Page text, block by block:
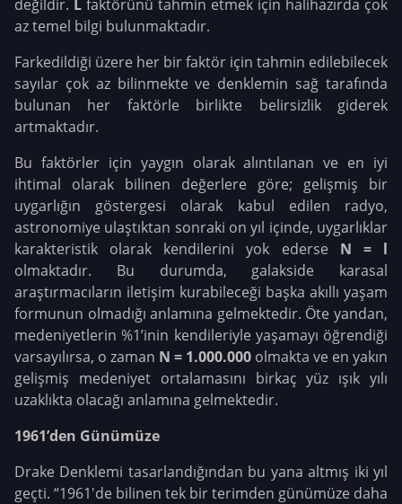
değildir. L faktörünü tahmin etmek için halihazırda çok
az temel bilgi bulunmaktadır.
Farkedildiği üzere her bir faktör için tahmin edilebilecek
sayılar çok az bilinmekte ve denklemin sağ tarafında
bulunan her faktörle birlikte belirsizlik giderek
artmaktadır.
Bu faktörler için yaygın olarak alıntılanan ve en iyi
ihtimal olarak bilinen değerlere göre; gelişmiş bir
uygarlığın göstergesi olarak kabul edilen radyo,
astronomiye ulaştıktan sonraki on yıl içinde, uygarlıklar
karakteristik olarak kendilerini yok ederse N = l
olmaktadır. Bu durumda, galakside karasal
araştırmacıların iletişim kurabileceği başka akıllı yaşam
formunun olmadığı anlamına gelmektedir. Öte yandan,
medeniyetlerin %1’inin kendileriyle yaşamayı öğrendiği
varsayılırsa, o zaman N = 1.000.000 olmakta ve en yakın
gelişmiş medeniyet ortalamasını birkaç yüz ışık yılı
uzaklıkta olacağı anlamına gelmektedir.
1961’den Günümüze
Drake Denklemi tasarlandığından bu yana altmış iki yıl
geçti. “1961'de bilinen tek bir terimden günümüze daha